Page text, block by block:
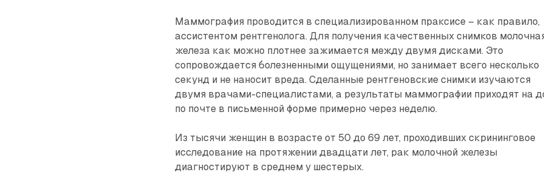
Маммография проводится в специа­лизированном праксисе – как правило,
ассистентом рентгенолога. Для получения качественных снимков
железа как можно плотнее зажимается между двумя дисками. Это
сопровождается болезненными ощущениями, но занимает всего несколько
секунд и не наносит вреда. Сделанные рентгеновские снимки изу­чаются
двумя врачами-специалистами, а результаты маммографии приходят на
по почте в письменной форме примерно через неделю.
Из тысячи женщин в возрасте от 50 до 69 лет, проходивших скрининговое
исследование на протяжении двадцати лет, рак молочной железы
диагностируют в среднем у шестерых.